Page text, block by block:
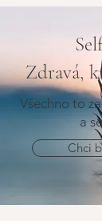
Zdravá,
Všechno to
a
Chci